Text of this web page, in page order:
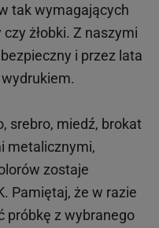
tak wymagających
żłobki. Z naszymi
i przez lata
srebro, miedź, brokat
metalicznymi,
zostaje
Pamiętaj, że w razie
próbkę z wybranego